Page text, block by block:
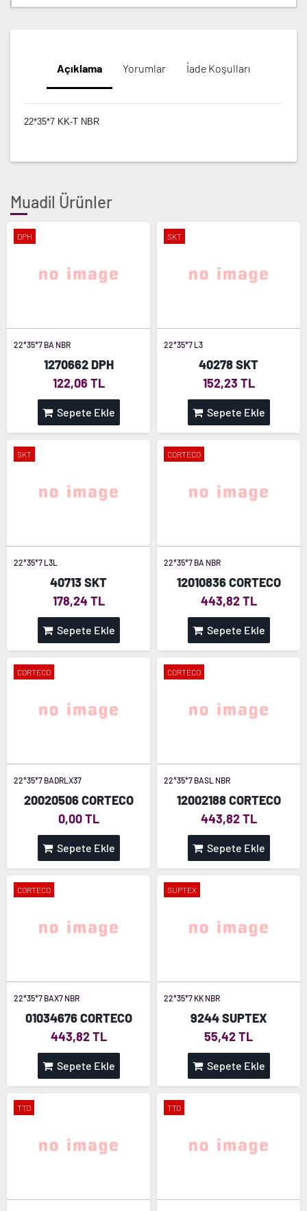
Açıklama Yorumlar İade Koşulları
22*35*7 KK-T NBR
Muadil Ürünler
DPH
22*35*7 BA NBR
1270662 DPH
122,06 TL
Sepete Ekle
SKT
22*35*7 L3
40278 SKT
152,23 TL
Sepete Ekle
SKT
22*35*7 L3L
40713 SKT
178,24 TL
Sepete Ekle
CORTECO
22*35*7 BA NBR
12010836 CORTECO
443,82 TL
Sepete Ekle
CORTECO
22*35*7 BADRLX37
20020506 CORTECO
0,00 TL
Sepete Ekle
CORTECO
22*35*7 BASL NBR
12002188 CORTECO
443,82 TL
Sepete Ekle
CORTECO
22*35*7 BAX7 NBR
01034676 CORTECO
443,82 TL
Sepete Ekle
SUPTEX
22*35*7 KK NBR
9244 SUPTEX
55,42 TL
Sepete Ekle
TTO TTO